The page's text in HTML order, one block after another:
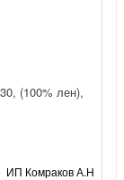
(100% лен),
ИП Комраков А.Н